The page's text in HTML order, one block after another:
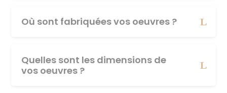
Où sont fabriquées vos oeuvres ?
Quelles sont les dimensions de
vos oeuvres ?